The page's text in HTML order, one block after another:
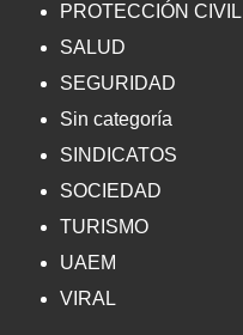
PROTECCIÓN CIVIL
SALUD
SEGURIDAD
Sin categoría
SINDICATOS
SOCIEDAD
TURISMO
UAEM
VIRAL